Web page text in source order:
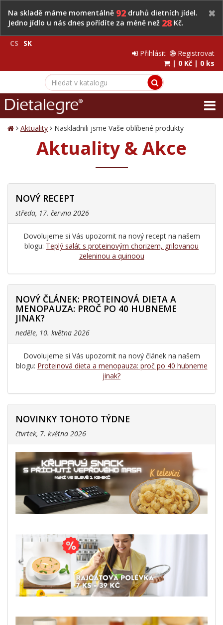
Na skladě máme momentálně 92 druhů dietních jídel.
Jedno jídlo u nás dnes pořídíte za méně než 28Kč.
CS
SK
Přihlásit
Registrovat
| 0 Kč | 0 ks
Aktuality Naskladnili jsme Vaše oblíbené produkty
Aktuality & Akce
NOVÝ RECEPT
středa, 17. června 2026
Dovolujeme si Vás upozornit na nový recept na našem
blogu: Teplý salát s proteinovým chorizem, grilovanou
zeleninou a quinoou
NOVÝ ČLÁNEK: PROTEINOVÁ DIETA A
MENOPAUZA: PROČ PO 40 HUBNEME
JINAK?
neděle, 10. května 2026
Dovolujeme si Vás upozornit na nový článek na našem
blogu: Proteinová dieta a menopauza: proč po 40 hubneme
jinak?
NOVINKY TOHOTO TÝDNE
čtvrtek, 7. května 2026